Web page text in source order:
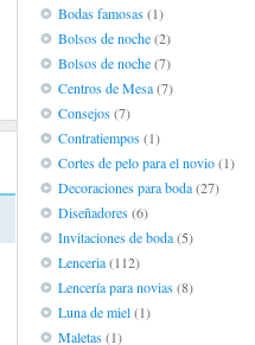
Bodas famosas(1)
Bolsos de noche(2)
Bolsos de noche(7)
Centros de Mesa(7)
Consejos(7)
Contratiempos(1)
Cortes de pelo para el novio(1)
Decoraciones para boda(27)
Diseñadores(6)
Invitaciones de boda(5)
Lenceria(112)
Lencería para novias(8)
Luna de miel(1)
Maletas(1)